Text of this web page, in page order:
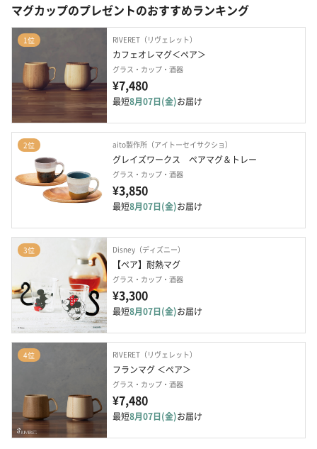
マグカップのプレゼントのおすすめランキング
1位 RIVERET（リヴェレット）
カフェオレマグ＜ペア＞
グラス・カップ・酒器
¥7,480
最短8月07日(金)お届け
2位 aito製作所（アイトーセイサクショ）
グレイズワークス　ペアマグ＆トレー
グラス・カップ・酒器
¥3,850
最短8月07日(金)お届け
3位 Disney（ディズニー）
【ペア】耐熱マグ
グラス・カップ・酒器
¥3,300
最短8月07日(金)お届け
4位 RIVERET（リヴェレット）
フランマグ ＜ペア＞
グラス・カップ・酒器
¥7,480
最短8月07日(金)お届け